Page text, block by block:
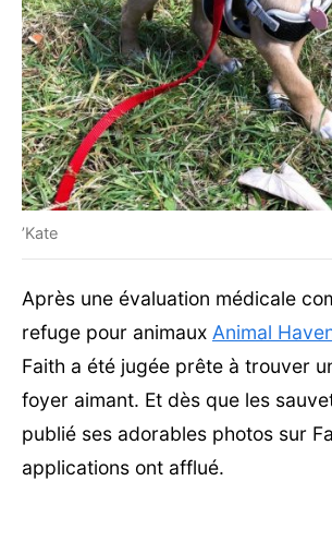
’Kate
Après une évaluation médicale
refuge pour animaux Animal
Faith a été jugée prête à trouver
foyer aimant. Et dès que les
publié ses adorables photos sur
applications ont afflué.